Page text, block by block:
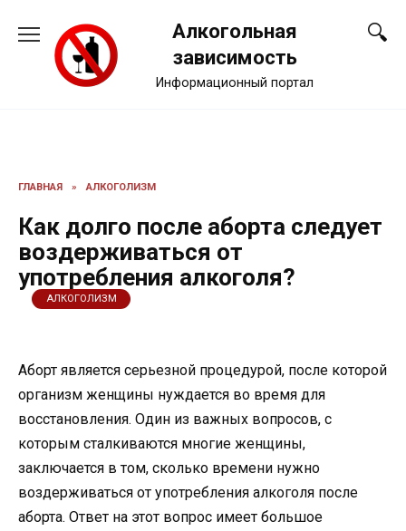
содержанию
Алкогольная
зависимость
Информационный портал
ГЛАВНАЯ » АЛКОГОЛИЗМ
Как долго после аборта следует
воздерживаться от
употребления алкоголя?
АЛКОГОЛИЗМ
Аборт является серьезной процедурой, после которой
организм женщины нуждается во время для
восстановления. Один из важных вопросов, с
которым сталкиваются многие женщины,
заключается в том, сколько времени нужно
воздерживаться от употребления алкоголя после
аборта. Ответ на этот вопрос имеет большое